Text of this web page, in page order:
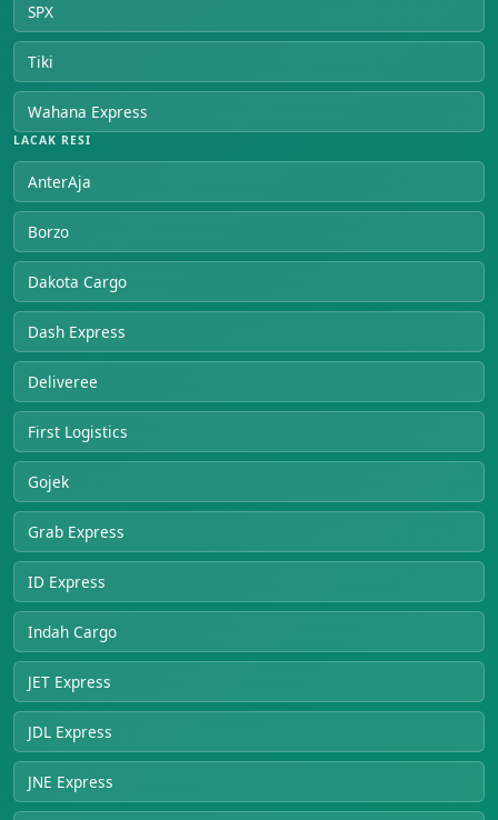
SPX
Tiki
Wahana Express
LACAK RESI
AnterAja
Borzo
Dakota Cargo
Dash Express
Deliveree
First Logistics
Gojek
Grab Express
ID Express
Indah Cargo
JET Express
JDL Express
JNE Express